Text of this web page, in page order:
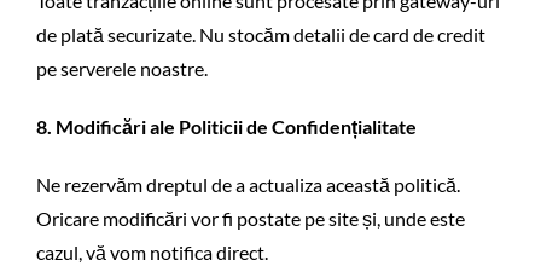
de plată securizate. Nu stocăm detalii de card de credit
pe serverele noastre.
8. Modificări ale Politicii de Confidențialitate
Ne rezervăm dreptul de a actualiza această politică.
Oricare modificări vor fi postate pe site și, unde este
cazul, vă vom notifica direct.